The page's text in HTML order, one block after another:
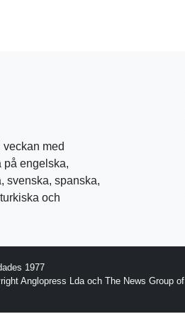
veckan med
på engelska,
svenska, spanska,
och
1977
Anglopress Lda och The News Group of